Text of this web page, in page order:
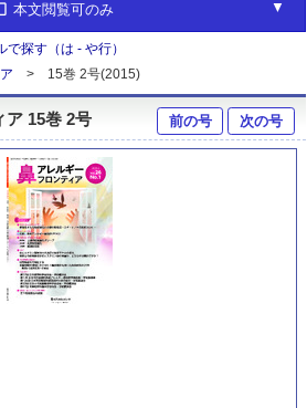
本文閲覧可のみ
で探す（は - や行）
15巻 2号(2015)
ア 15巻 2号 前の号 次の号